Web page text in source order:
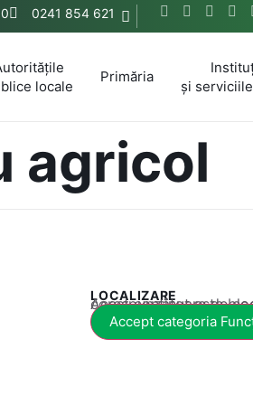
0241 854 621
locale
Primăria
și
agricol
LOCALIZARE
Acest conținut este blocat până când acceptați categoria
Accept categoria